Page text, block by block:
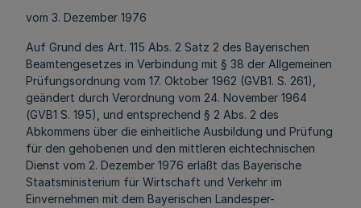
vom 3. Dezember 1976
Auf Grund des Art. 115 Abs. 2 Satz 2 des Bayerischen
Beamtengesetzes in Verbindung mit § 38 der Allgemeinen
Prüfungsordnung vom 17. Oktober 1962 (GVB1. S. 261),
geändert durch Verordnung vom 24. November 1964
(GVB1 S. 195), und entsprechend § 2 Abs. 2 des
Abkommens über die einheitliche Ausbildung und Prüfung
für den gehobenen und den mittleren eichtechnischen
Dienst vom 2. Dezember 1976 erläßt das Bayerische
Staatsministerium für Wirtschaft und Verkehr im
Einvernehmen mit dem Bayerischen Landesper-